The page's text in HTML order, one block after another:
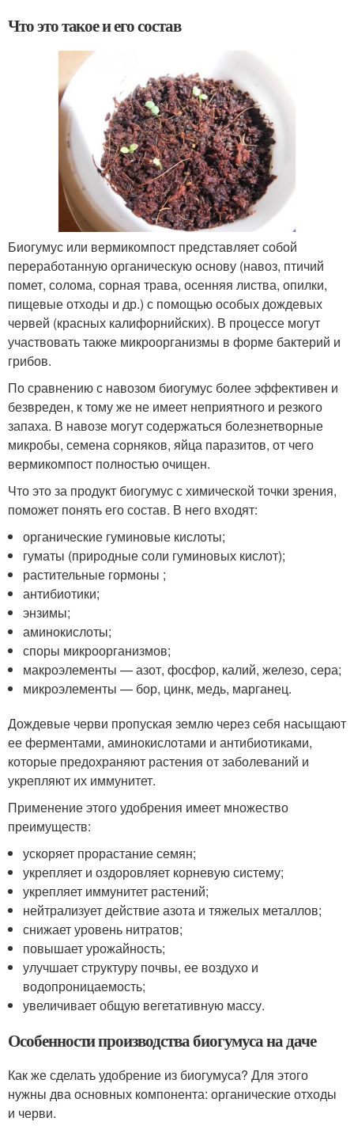
Что это такое и его состав
Биогумус или вермикомпост представляет собой
переработанную органическую основу (навоз, птичий
помет, солома, сорная трава, осенняя листва, опилки,
пищевые отходы и др.) с помощью особых дождевых
червей (красных калифорнийских). В процессе могут
участвовать также микроорганизмы в форме бактерий и
грибов.
По сравнению с навозом биогумус более эффективен и
безвреден, к тому же не имеет неприятного и резкого
запаха. В навозе могут содержаться болезнетворные
микробы, семена сорняков, яйца паразитов, от чего
вермикомпост полностью очищен.
Что это за продукт биогумус с химической точки зрения,
поможет понять его состав. В него входят:
органические гуминовые кислоты;
гуматы (природные соли гуминовых кислот);
растительные гормоны ;
антибиотики;
энзимы;
аминокислоты;
споры микроорганизмов;
макроэлементы — азот, фосфор, калий, железо, сера;
микроэлементы — бор, цинк, медь, марганец.
Дождевые черви пропуская землю через себя насыщают
ее ферментами, аминокислотами и антибиотиками,
которые предохраняют растения от заболеваний и
укрепляют их иммунитет.
Применение этого удобрения имеет множество
преимуществ:
ускоряет прорастание семян;
укрепляет и оздоровляет корневую систему;
укрепляет иммунитет растений;
нейтрализует действие азота и тяжелых металлов;
снижает уровень нитратов;
повышает урожайность;
улучшает структуру почвы, ее воздухо и
водопроницаемость;
увеличивает общую вегетативную массу.
Особенности производства биогумуса на даче
Как же сделать удобрение из биогумуса? Для этого
нужны два основных компонента: органические отходы
и черви.